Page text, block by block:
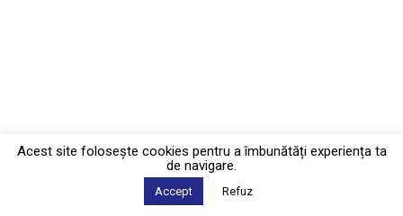
Acest site foloseşte cookies pentru a îmbunătăți experiența ta
de navigare.
Accept Refuz